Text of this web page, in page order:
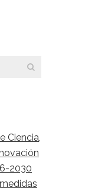
Ciencia,
2030